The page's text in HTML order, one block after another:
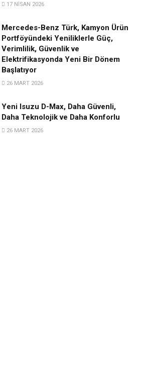
17 NISAN 2026
Mercedes-Benz Türk, Kamyon Ürün
Portföyündeki Yeniliklerle Güç,
Verimlilik, Güvenlik ve
Elektrifikasyonda Yeni Bir Dönem
Başlatıyor
26 MART 2026
Yeni Isuzu D-Max, Daha Güvenli,
Daha Teknolojik ve Daha Konforlu
26 MART 2026